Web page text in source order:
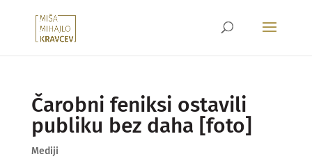
Čarobni feniksi ostavili
publiku bez daha [foto]
Mediji